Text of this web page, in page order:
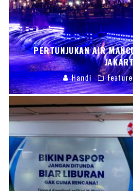
PERTUNJUKAN AIR
Handi